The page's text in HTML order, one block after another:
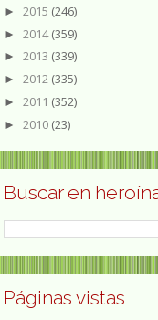
► 2015 (246)
► 2014(359)
► 2013 (339)
► 2012 (335)
► 2011 (352)
► 2010 (23)
Buscar en
Páginas vistas